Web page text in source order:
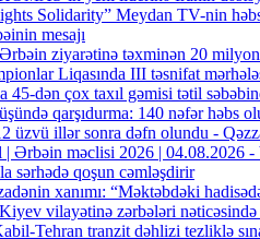
Solidarity” Meydan TV-nin
mesajı
ziyarətinə təxminən 20 milyon
Liqasında III təsnifat
45-dən çox taxıl gəmisi tətil
qarşıdurma: 140 nəfər həbs
üzvü illər sonra dəfn olundu -
| Ərbəin məclisi 2026 | 04.08.2026
sərhədə qoşun cəmləşdirir
xanımı: “Məktəbdəki
vilayətinə zərbələri
Tehran tranzit dəhlizi tezliklə